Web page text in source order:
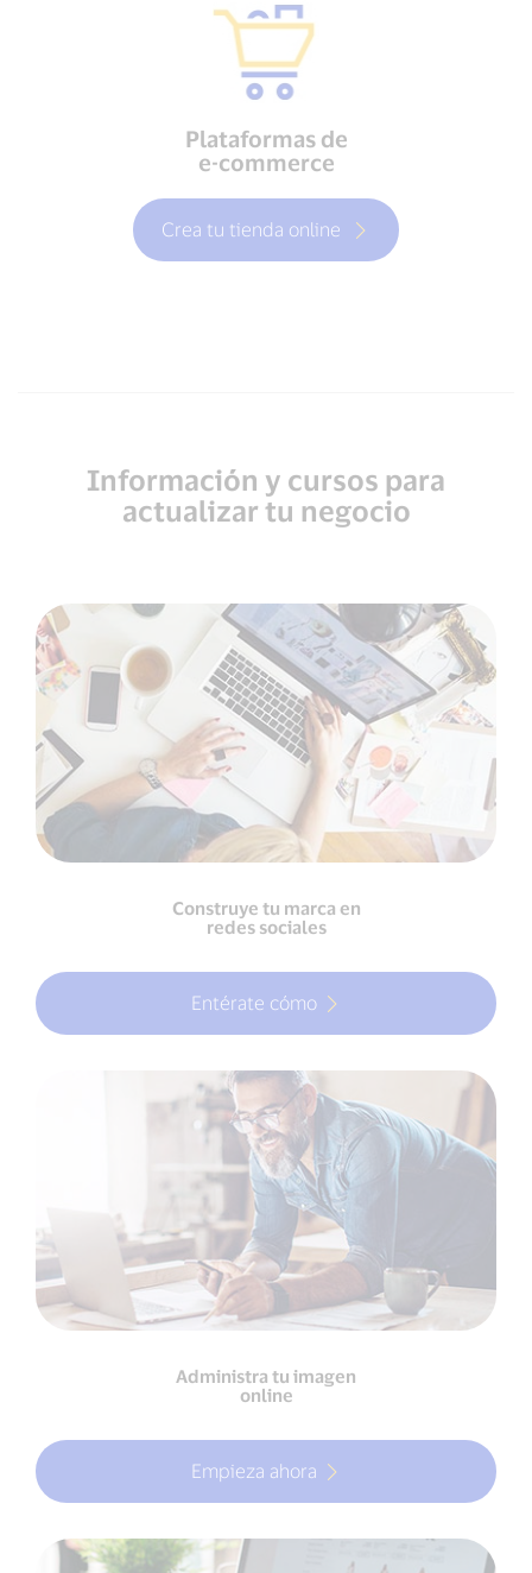
Plataformas de
e-commerce
Crea tu tienda online
Información y cursos para
actualizar tu negocio
Construye tu marca en
redes sociales
Entérate cómo
Administra tu imagen
online
Empieza ahora